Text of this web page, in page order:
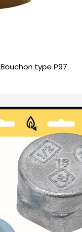
Bouchon type P97